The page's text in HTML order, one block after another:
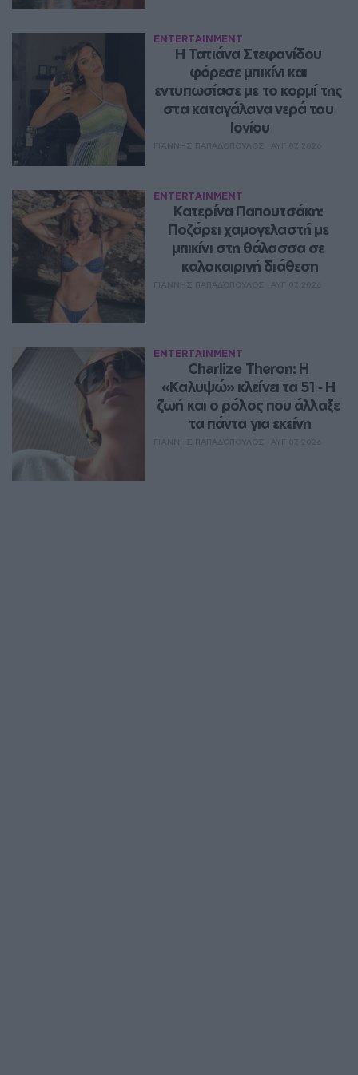
ENTERTAINMENT
Η Τατιάνα Στεφανίδου
φόρεσε μπικίνι και
εντυπωσίασε με το κορμί της
στα καταγάλανα νερά του
Ιονίου
ENTERTAINMENT
Κατερίνα Παπουτσάκη:
Ποζάρει χαμογελαστή με
μπικίνι στη θάλασσα σε
καλοκαιρινή διάθεση
ENTERTAINMENT
Charlize Theron: Η
«Καλυψώ» κλείνει τα 51 ‑ H
ζωή και ο ρόλος που άλλαξε
τα πάντα για εκείνη